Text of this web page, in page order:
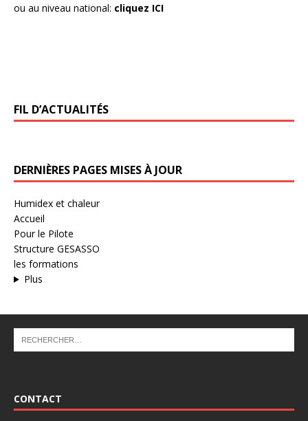
ou au niveau national: cliquez ICI
FIL D’ACTUALITÉS
DERNIÈRES PAGES MISES À JOUR
Humidex et chaleur
Accueil
Pour le Pilote
Structure GESASSO
les formations
Plus
CONTACT